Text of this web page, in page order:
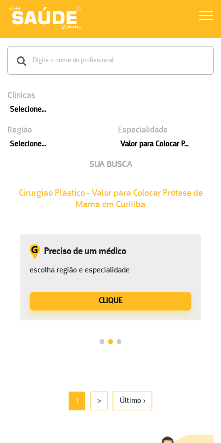
Clínicas
Selecione...
Região
Selecione...
Especialidade
Valor para Colocar P...
SUA BUSCA
Cirurgião Plástico - Valor para Colocar Prótese de
Mama em Curitiba
Preciso de um médico
escolha região e especialidade
CLIQUE
1 > Último ›